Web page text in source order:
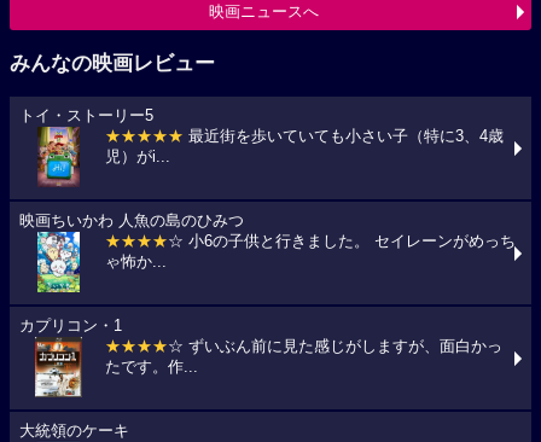
映画ニュースへ
みんなの映画レビュー
トイ・ストーリー5
★★★★★ 最近街を歩いていても小さい子（特に3、4歳
児）がi...
映画ちいかわ 人魚の島のひみつ
★★★★☆ 小6の子供と行きました。 セイレーンがめっち
ゃ怖か...
カプリコン・1
★★★★☆ ずいぶん前に見た感じがしますが、面白かっ
たです。作...
大統領のケーキ